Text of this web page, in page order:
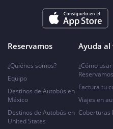
Reservamos
¿Quiénes somos?
Equipo
Destinos de Autobús en
México
Destinos de Autobús en
United States
Ayuda al
¿Cómo usar
Factura tu
Viajes en
Coberturas